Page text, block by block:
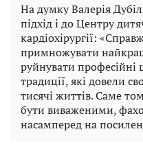
На думку Валерія
підхід і до Центру
кардіохірургії:
примножувати
руйнувати
традиції, які довели
тисячі життів. Саме
бути виваженими,
насамперед на